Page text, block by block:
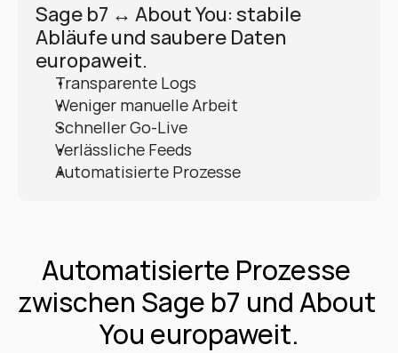
Sage b7 ↔ About You: stabile
Abläufe und saubere Daten
europaweit.
Transparente Logs
Weniger manuelle Arbeit
Schneller Go-Live
Verlässliche Feeds
Automatisierte Prozesse
Automatisierte Prozesse
zwischen Sage b7 und About
You europaweit.